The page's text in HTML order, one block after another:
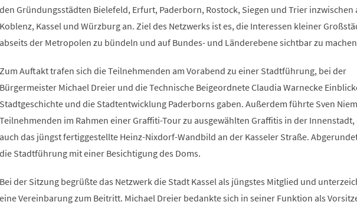
den Gründungsstädten Bielefeld, Erfurt, Paderborn, Rostock, Siegen und Trier inzwischen
Koblenz, Kassel und Würzburg an. Ziel des Netzwerks ist es, die Interessen kleiner
abseits der Metropolen zu bündeln und auf Bundes- und Länderebene sichtbar zu
Zum Auftakt trafen sich die Teilnehmenden am Vorabend zu einer Stadtführung, bei der
Bürgermeister Michael Dreier und die Technische Beigeordnete Claudia Warnecke
Stadtgeschichte und die Stadtentwicklung Paderborns gaben. Außerdem führte Sven
Teilnehmenden im Rahmen einer Graffiti-Tour zu ausgewählten Graffitis in der
auch das jüngst fertiggestellte Heinz-Nixdorf-Wandbild an der Kasseler Straße.
die Stadtführung mit einer Besichtigung des Doms.
Bei der Sitzung begrüßte das Netzwerk die Stadt Kassel als jüngstes Mitglied und
eine Vereinbarung zum Beitritt. Michael Dreier bedankte sich in seiner Funktion als